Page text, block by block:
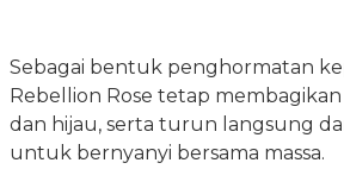
Sebagai bentuk penghormatan
Rebellion Rose tetap
dan hijau, serta turun langsung
untuk bernyanyi bersama massa.